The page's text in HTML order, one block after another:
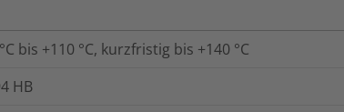
bis +110 °C, kurzfristig bis +140 °C
HB